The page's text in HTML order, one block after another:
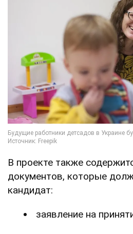
В проекте также
документов, которые
кандидат:
заявление на